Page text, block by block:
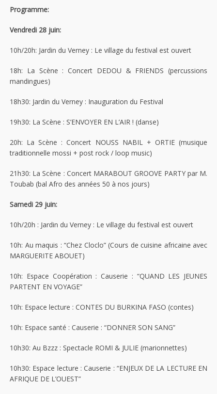
Programme:
Vendredi 28 juin:
10h/20h: Jardin du Verney : Le village du festival est ouvert
18h: La Scène : Concert DEDOU & FRIENDS (percussions
mandingues)
18h30: Jardin du Verney : Inauguration du Festival
19h30: La Scène : S’ENVOYER EN L’AIR ! (danse)
20h: La Scène : Concert NOUSS NABIL + ORTIE (musique
traditionnelle mossi + post rock / loop music)
21h30: La Scène : Concert MARABOUT GROOVE PARTY par M.
Toubab (bal Afro des années 50 à nos jours)
Samedi 29 juin:
10h/20h : Jardin du Verney : Le village du festival est ouvert
10h: Au maquis : “Chez Cloclo” (Cours de cuisine africaine avec
MARGUERITE ABOUET)
10h: Espace Coopération : Causerie : “QUAND LES JEUNES
PARTENT EN VOYAGE”
10h: Espace lecture : CONTES DU BURKINA FASO (contes)
10h: Espace santé : Causerie : “DONNER SON SANG”
10h30: Au Bzzz : Spectacle ROMI & JULIE (marionnettes)
10h30: Espace lecture : Causerie : “ENJEUX DE LA LECTURE EN
AFRIQUE DE L’OUEST”